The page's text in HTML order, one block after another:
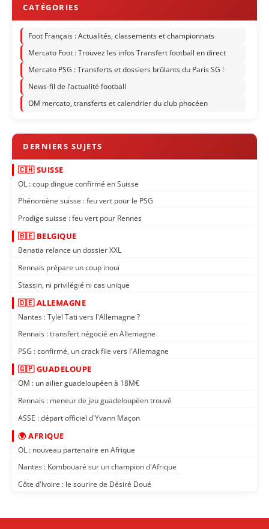
Foot Français : Actualités, classements et championnats
Mercato Foot : Trouvez les infos Transfert football en direct
Mercato PSG : Transferts et dossiers brûlants du Paris SG !
News-fil de l’actualité football
OM mercato, transferts et calendrier du club phocéen
🇨🇭 SUISSE
OL : coup dingue confirmé en Suisse
Phénomène suisse : feu vert pour le PSG
Prodige suisse : feu vert pour Rennes
🇧🇪 BELGIQUE
Benatia relance un dossier XXL
Rennais prépare un coup inouï
Stassin, ni privilégié ni cas unique
🇩🇪 ALLEMAGNE
Nantes : Tylel Tati vers l'Allemagne ?
Rennais : transfert négocié en Allemagne
PSG : confirmé, un crack file vers l'Allemagne
🇬🇵 GUADELOUPE
OM : un ailier guadeloupéen à 18M€
Rennais : meneur de jeu guadeloupéen trouvé
ASSE : départ officiel d'Yvann Maçon
🌍 AFRIQUE
OL : nouveau partenaire en Afrique
Nantes : Kombouaré sur un champion d'Afrique
Côte d'Ivoire : le sourire de Désiré Doué